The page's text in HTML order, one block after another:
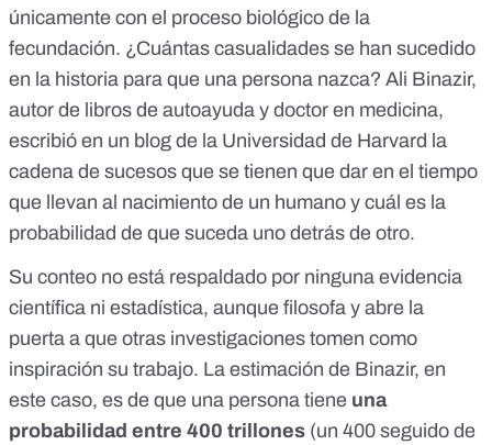
únicamente con el proceso biológico de la
fecundación. ¿Cuántas casualidades se han sucedido
en la historia para que una persona nazca? Ali Binazir,
autor de libros de autoayuda y doctor en medicina,
escribió en un blog de la Universidad de Harvard la
cadena de sucesos que se tienen que dar en el tiempo
que llevan al nacimiento de un humano y cuál es la
probabilidad de que suceda uno detrás de otro.
Su conteo no está respaldado por ninguna evidencia
científica ni estadística, aunque filosofa y abre la
puerta a que otras investigaciones tomen como
inspiración su trabajo. La estimación de Binazir, en
este caso, es de que una persona tiene una
probabilidad entre 400 trillones (un 400 seguido de